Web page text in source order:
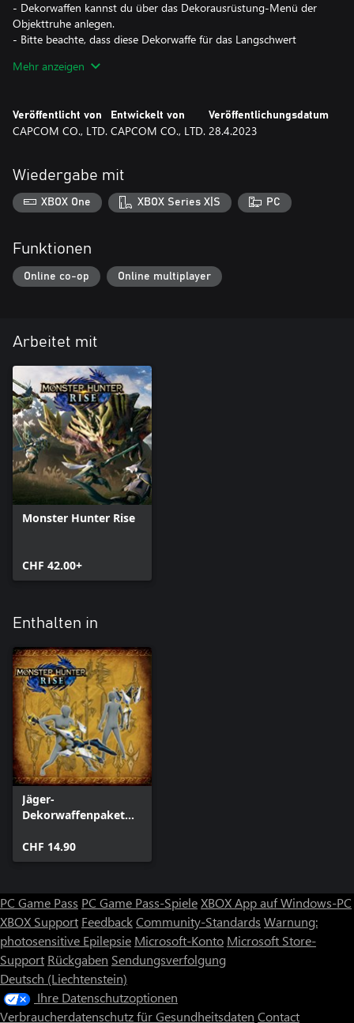
- Dekorwaffen kannst du über das Dekorausrüstung-Menü der
Objekttruhe anlegen.
- Bitte beachte, dass diese Dekorwaffe für das Langschwert
- Dekorwaffen sind "Skins", die das Aussehen des Charakters
- Abhängig vom Waffentyp werden die Effekte zum
zum Wegstecken/Ziehen der Waffe nicht angezeigt.
erhältlich. Bitte überprüfe deine bisherigen Käufe, um doppelte
Mehr anzeigen
Veröffentlicht von
CAPCOM CO., LTD.
Entwickelt von
CAPCOM CO., LTD.
Veröffentlichungsdatum
28.4.2023
Wiedergabe mit
XBOX One XBOX Series X|S PC
Funktionen
Online co-op Online multiplayer
Arbeitet mit
Monster Hunter Rise
CHF 42.00+
Enthalten in
Jäger-
Dekorwaffenpaket
CHF 14.90
PC Game Pass PC Game Pass-SpieleXBOX App auf Windows-PC
XBOX Support FeedbackCommunity-Standards Warnung:
photosensitive Epilepsie Microsoft-Konto Microsoft Store-
Support Rückgaben Sendungsverfolgung
Deutsch (Liechtenstein)
Ihre Datenschutzoptionen
Verbraucherdatenschutz für Gesundheitsdaten Contact